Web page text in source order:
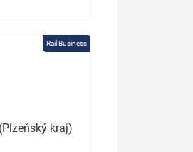
Rail Business
kraj)